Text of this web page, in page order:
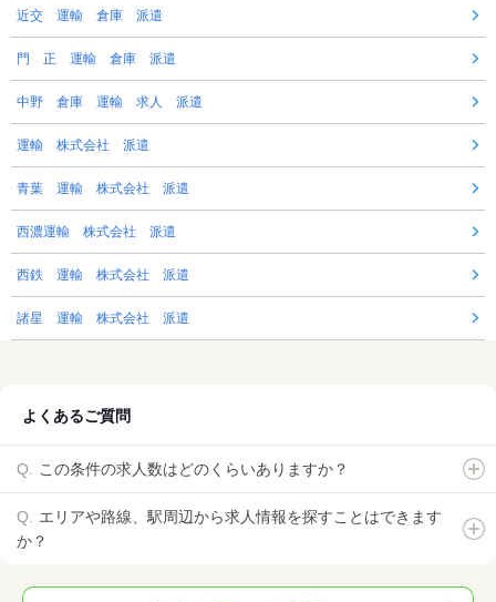
近交 運輸 倉庫 派遣
門 正 運輸 倉庫 派遣
中野 倉庫 運輸 求人 派遣
運輸 株式会社 派遣
青葉 運輸 株式会社 派遣
西濃運輸 株式会社 派遣
西鉄 運輸 株式会社 派遣
諸星 運輸 株式会社 派遣
よくあるご質問
この条件の求人数はどのくらいありますか？
エリアや路線、駅周辺から求人情報を探すことはできます
か？